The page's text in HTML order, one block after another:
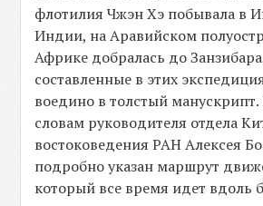
флотилия Чжэн Хэ побывала в
Индии, на Аравийском
Африке добралась до
составленные в этих
воедино в толстый
словам руководителя отдела
востоковедения РАН Алексея
подробно указан маршрут
который все время идет вдоль